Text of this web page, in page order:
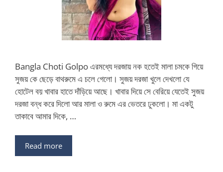
Bangla Choti Golpo এরমধ্যে দরজায় নক হতেই মালা চমকে গিয়ে
সুজয় কে ছেড়ে বাথরুমে এ চলে গেলো। সুজয় দরজা খুলে দেখলো যে
হোটেল বয় খাবার হাতে দাঁড়িয়ে আছে। খাবার দিয়ে সে বেরিয়ে যেতেই সুজয়
দরজা বন্ধ করে দিলো আর মালা ও রুমে এর ভেতরে ঢুকলো। মা একটু
তাকাবে আমার দিকে, …
Read more